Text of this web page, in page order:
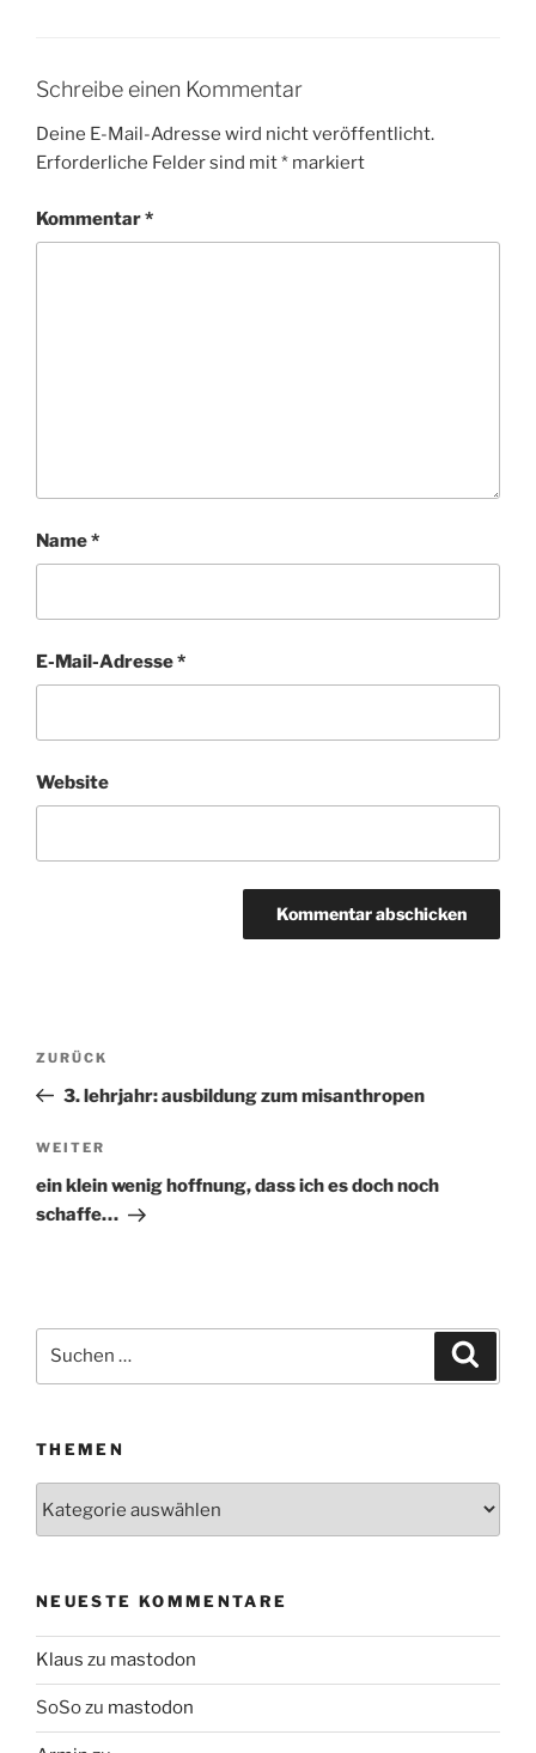
Schreibe einen Kommentar
Deine E-Mail-Adresse wird nicht veröffentlicht.
Erforderliche Felder sind mit* markiert
Kommentar*
Name*
E-Mail-Adresse*
Website
Beitragsnavigation
Vorheriger
Beitrag
ZURÜCK
3. lehrjahr: ausbildung zum misanthropen
Nächster
Beitrag
WEITER
ein klein wenig hoffnung, dass ich es doch noch
schaffe…
Suchen
THEMEN
NEUESTE KOMMENTARE
Klaus zu mastodon
SoSozu mastodon